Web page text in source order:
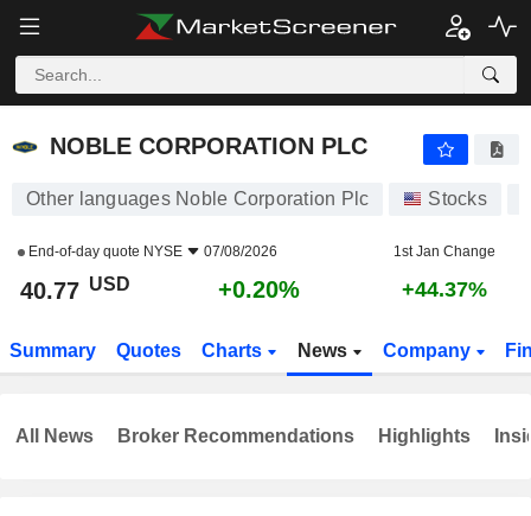
NOBLE CORPORATION PLC
NOBLE CORPORATION PLC
Other languages Noble Corporation Plc Stocks
End-of-day quote NYSE 07/08/2026 1st Jan Change
40.77 USD +0.20% +44.37%
Summary Quotes Charts News Company
All News Broker Recommendations Highlights